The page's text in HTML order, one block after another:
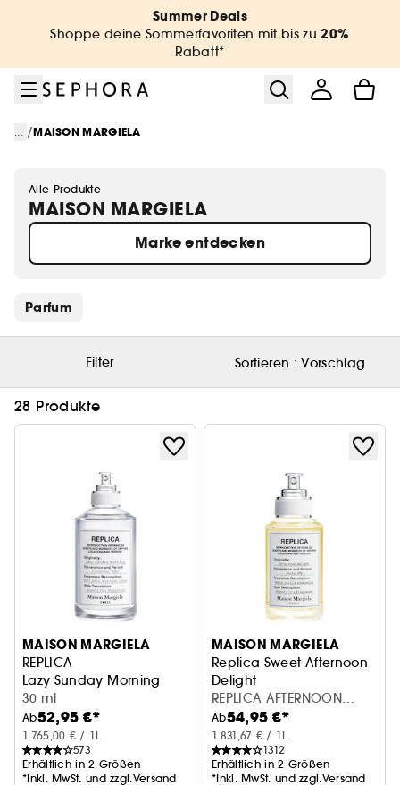
Summer Deals
Shoppe deine Sommerfavoriten mit bis zu20%
Rabatt*
... /MAISON MARGIELA
Alle Produkte
MAISON MARGIELA
Marke entdecken
Schnelllinks überspringen
Parfum
Filter Sortieren :Vorschlag
28 Produkte
MAISON MARGIELA
REPLICA
Lazy Sunday Morning
30 ml
Ab52,95 €*
1.765,00 € / 1L
573
Erhältlich in 2 Größen
*Inkl. MwSt. und zzgl.Versand
MAISON MARGIELA
Replica Sweet Afternoon
Delight
Eau de Toilette
REPLICA AFTERNOON
DELIGHT EDT 30ML
Ab54,95 €*
1.831,67 € / 1L
1312
Erhältlich in 2 Größen
*Inkl. MwSt. und zzgl.Versand